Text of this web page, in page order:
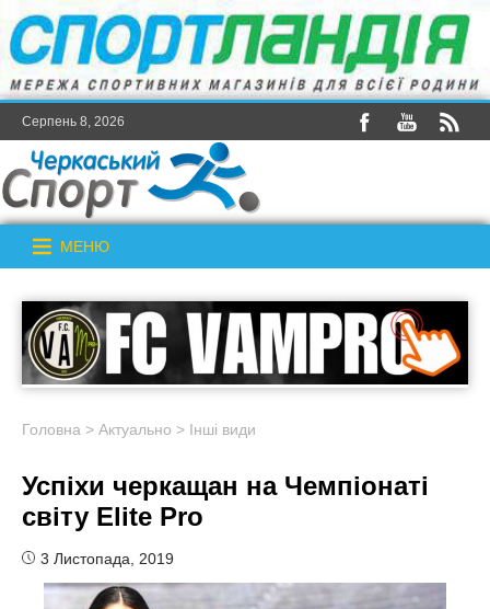
Серпень 8, 2026
МЕНЮ
Головна > Актуально > Інші види
Успіхи черкащан на Чемпіонаті
світу Elite Pro
3 Листопада, 2019